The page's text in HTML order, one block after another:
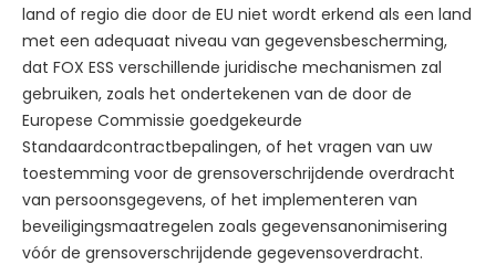
land of regio die door de EU niet wordt erkend als een land
met een adequaat niveau van gegevensbescherming,
dat FOX ESS verschillende juridische mechanismen zal
gebruiken, zoals het ondertekenen van de door de
Europese Commissie goedgekeurde
Standaardcontractbepalingen, of het vragen van uw
toestemming voor de grensoverschrijdende overdracht
van persoonsgegevens, of het implementeren van
beveiligingsmaatregelen zoals gegevensanonimisering
vóór de grensoverschrijdende gegevensoverdracht.